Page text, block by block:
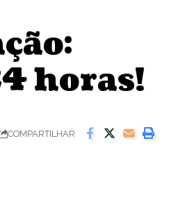
horas!
COMPARTILHAR